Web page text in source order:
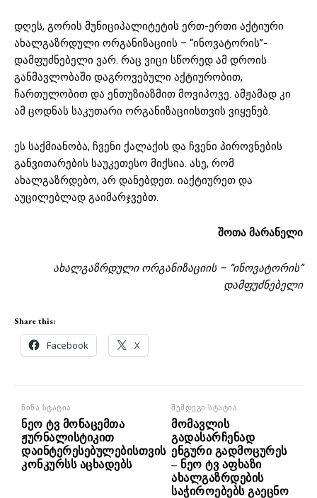
დღეს, გორის მუნიციპალიტეტის ერთ-ერთი აქტიური
ახალგაზრდული ორგანიზაციის – “ინოვატორის”-
დამფუძნებელი ვარ. რაც ვიცი სწორედ ამ დროის
განმავლობაში დაგროვებული აქტიურობით,
ჩართულობით და ენთუზიაზმით მოვიპოვე. ამჟამად კი
ამ ცოდნას საკუთარი ორგანიზაციისთვის ვიყენებ.
ეს საქმიანობა, ჩვენი ქალაქის და ჩვენი პიროვნების
განვითარების საუკეთესო მიქსია. ასე, რომ
ახალგაზრდებო, არ დანებდეთ. იაქტიურეთ და
აუცილებლად გაიმარჯვებთ.
შოთა მარანელი
ახალგაზრდული ორგანიზაციის – “ინოვატორის”
დამფუძნებელი
Share this:
Facebook X
წინა სტატია
ნეო ტვ მონაცემთა
ჟურნალისტიკით
დაინტერესებულებისთვის
კონკურსს აცხადებს
შემდეგი სტატია
მომავლის
გადასარჩენად
ენგური გადმოცურეს
– ნეო ტვ აფხაზი
ახალგაზრდების
საჭიროებებს გაეცნო